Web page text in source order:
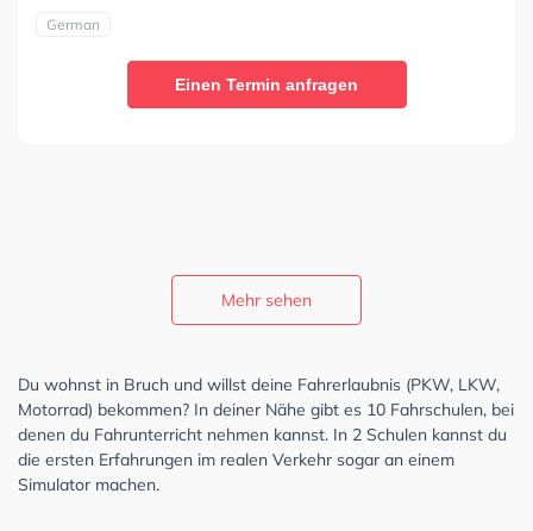
German
Einen Termin anfragen
Mehr sehen
Du wohnst in Bruch und willst deine Fahrerlaubnis (PKW, LKW,
Motorrad) bekommen? In deiner Nähe gibt es 10 Fahrschulen, bei
denen du Fahrunterricht nehmen kannst. In 2 Schulen kannst du
die ersten Erfahrungen im realen Verkehr sogar an einem
Simulator machen.